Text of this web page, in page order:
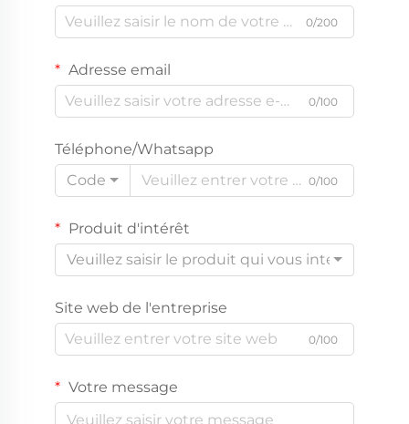
0/200
Adresse email
0/100
Téléphone/Whatsapp
Code
0/100
Produit d'intérêt
Veuillez saisir le produit qui vous intéresse
Site web de l'entreprise
0/100
Votre message